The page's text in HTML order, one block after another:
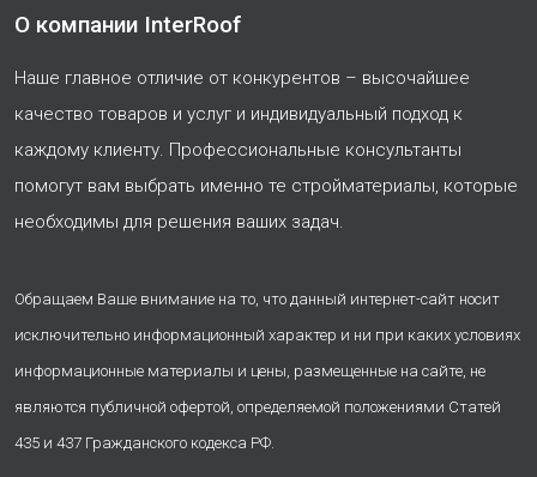
О компании InterRoof
Наше главное отличие от конкурентов – высочайшее
качество товаров и услуг и индивидуальный подход к
каждому клиенту. Профессиональные консультанты
помогут вам выбрать именно те стройматериалы, которые
необходимы для решения ваших задач.
Обращаем Ваше внимание на то, что данный интернет-сайт носит
исключительно информационный характер и ни при каких условиях
информационные материалы и цены, размещенные на сайте, не
являются публичной офертой, определяемой положениями Статей
435 и 437 Гражданского кодекса РФ.